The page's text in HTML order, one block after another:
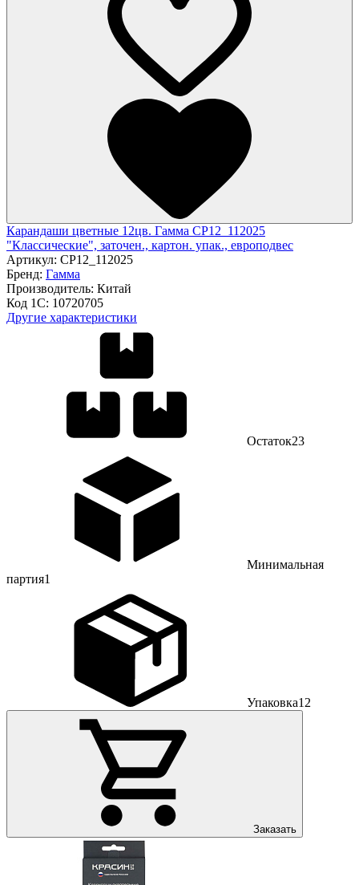
Карандаши цветные 12цв. Гамма CP12_112025
"Классические", заточен., картон. упак., европодвес
Артикул: CP12_112025
Бренд: Гамма
Производитель: Китай
Код 1С: 10720705
Другие характеристики
Остаток23
Минимальная
партия1
Упаковка12
Заказать